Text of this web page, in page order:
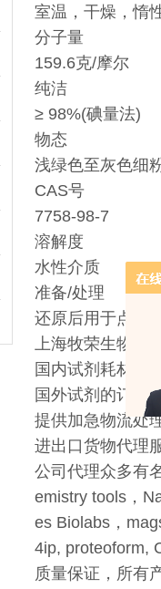
室温，干燥，惰
分子量
159.6克/摩尔
纯洁
≥ 98%(碘量法)
物态
浅绿色至灰色细
CAS号
7758-98-7
溶解度
水性介质
准备/处理
还原后用于点击
上海牧荣生物科
国内试剂耗材经
国外试剂的订购
提供加急物流处
进出口货物代理
公司代理众多有
emistry tools，
es Biolabs，
4ip, proteoform,
质量保证，所有